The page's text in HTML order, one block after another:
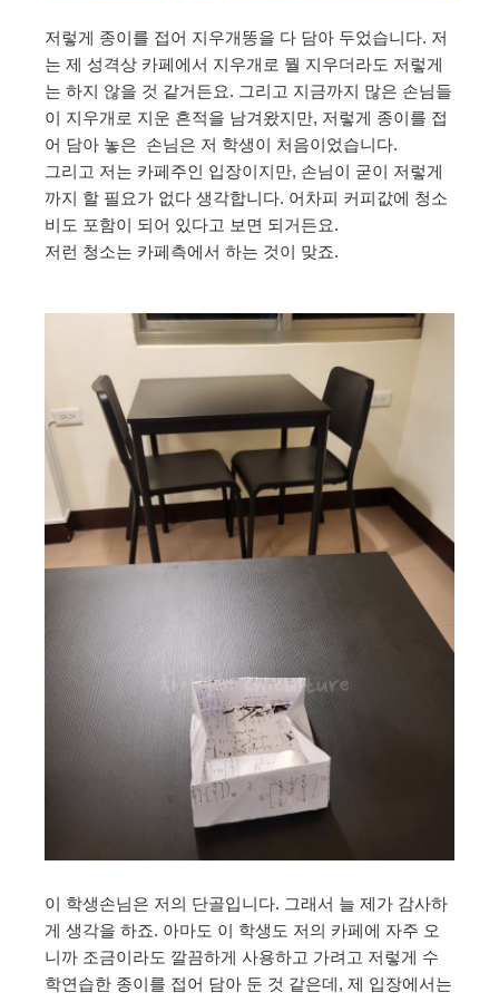
저렇게 종이를 접어 지우개똥을 다 담아 두었습니다. 저
는 제 성격상 카페에서 지우개로 뭘 지우더라도 저렇게
는 하지 않을 것 같거든요. 그리고 지금까지 많은 손님들
이 지우개로 지운 흔적을 남겨왔지만, 저렇게 종이를 접
어 담아 놓은 손님은 저 학생이 처음이었습니다.
그리고 저는 카페주인 입장이지만, 손님이 굳이 저렇게
까지 할 필요가 없다 생각합니다. 어차피 커피값에 청소
비도 포함이 되어 있다고 보면 되거든요.
저런 청소는 카페측에서 하는 것이 맞죠.
이 학생손님은 저의 단골입니다. 그래서 늘 제가 감사하
게 생각을 하죠. 아마도 이 학생도 저의 카페에 자주 오
니까 조금이라도 깔끔하게 사용하고 가려고 저렇게 수
학연습한 종이를 접어 담아 둔 것 같은데, 제 입장에서는